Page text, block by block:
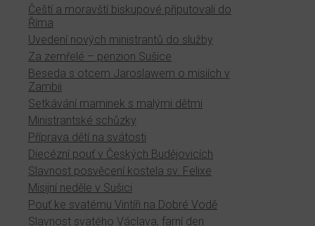
Čeští a moravští biskupové připutovali do
Říma
Uvedení nových ministrantů do služby
Za zemřelé – penzion Sušice
Beseda s otcem Jaroslawem o misiích v
Zambii
Setkávání maminek s malými dětmi
Ministrantské schůzky
Příprava dětí na svátosti
Diecézní pouť v Českých Budějovicích
Slavnost posvěcení kostela sv. Felixe
Misijní neděle v Sušici
Pouť ke svatému Vintíři na Dobré Vodě
Slavnost svatého Václava, farní den